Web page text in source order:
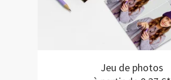
Jeu de photos